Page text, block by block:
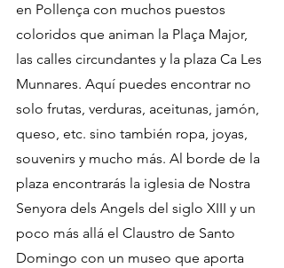
en Pollença con muchos puestos
coloridos que animan la Plaça Major,
las calles circundantes y la plaza Ca Les
Munnares. Aquí puedes encontrar no
solo frutas, verduras, aceitunas, jamón,
queso, etc. sino también ropa, joyas,
souvenirs y mucho más. Al borde de la
plaza encontrarás la iglesia de Nostra
Senyora dels Angels del siglo XIII y un
poco más allá el Claustro de Santo
Domingo con un museo que aporta